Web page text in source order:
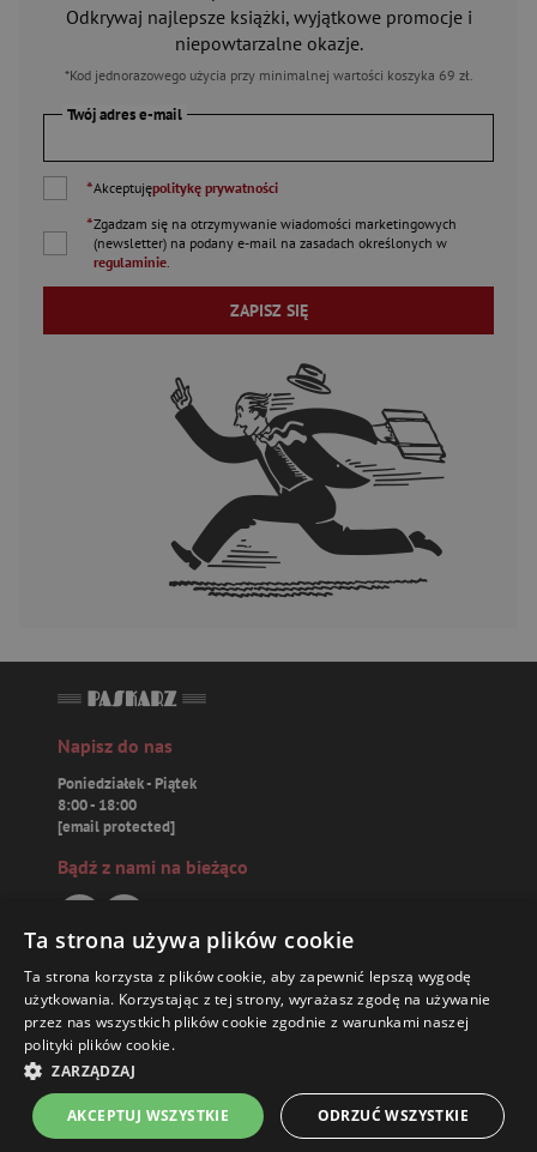
63,74 ZŁ
Odkrywaj najlepsze książki, wyjątkowe promocje i
niepowtarzalne okazje.
*Kod jednorazowego użycia przy minimalnej wartości koszyka 69 zł.
Twój adres e-mail
*Akceptujępolitykę prywatności
*Zgadzam się na otrzymywanie wiadomości marketingowych
(newsletter) na podany e-mail na zasadach określonych w
regulaminie.
ZAPISZ SIĘ
Napisz do nas
Poniedziałek - Piątek
8:00 - 18:00
[email protected]
Bądź z nami na bieżąco
Paskarz.pl
Zamówienia
Książki
Ta strona używa plików cookie
Ta strona korzysta z plików cookie, aby zapewnić lepszą wygodę
użytkowania. Korzystając z tej strony, wyrażasz zgodę na używanie
przez nas wszystkich plików cookie zgodnie z warunkami naszej
polityki plików cookie.
ZARZĄDZAJ
AKCEPTUJ WSZYSTKIE ODRZUĆ WSZYSTKIE